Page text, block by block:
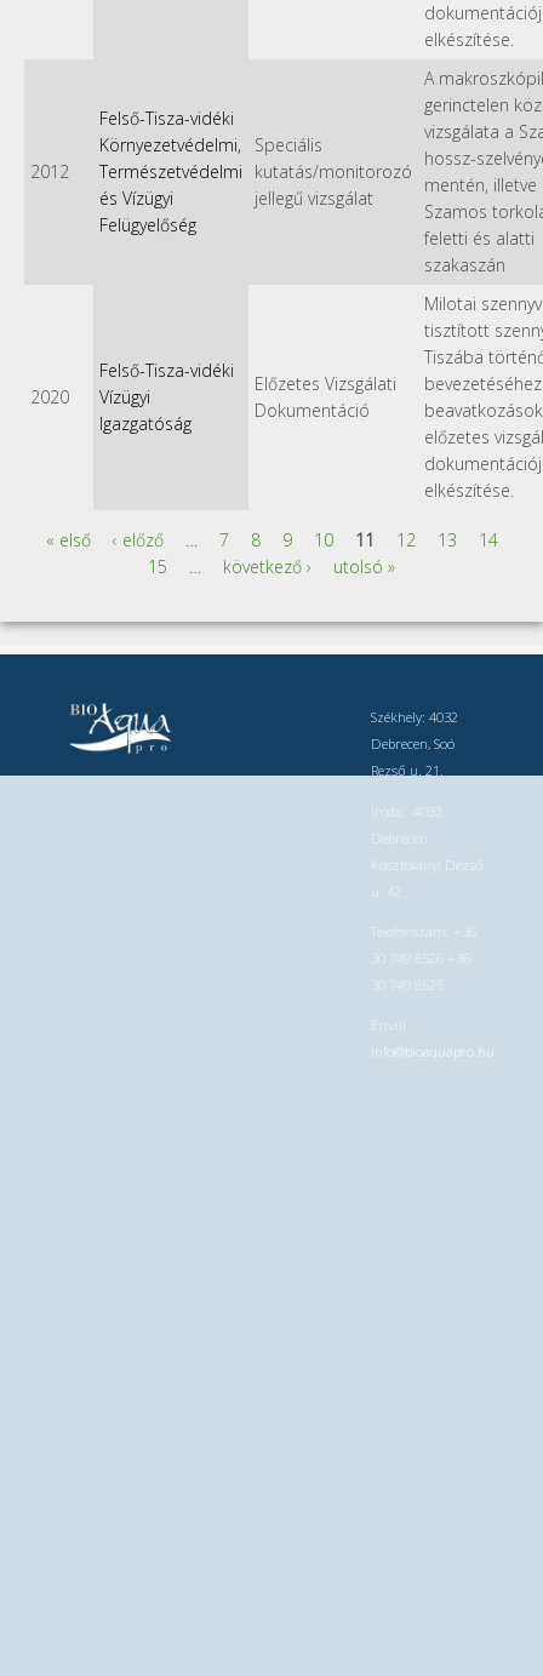
elkészítése.
2012
Felső-Tisza-vidéki
Környezetvédelmi,
Természetvédelmi
és Vízügyi
Felügyelőség
Speciális
kutatás/monitorozó
jellegű vizsgálat
A
gerinctelen
vizsgálata a
hossz-
mentén, illetve
Szamos
feletti és alatti
szakaszán
2020
Felső-Tisza-vidéki
Vízügyi
Igazgatóság
Előzetes Vizsgálati
Dokumentáció
Milotai
tisztított
Tiszába
beavatkozások
előzetes
elkészítése.
Oldalak
« első ‹ előző … 7 8 9 10 11 12 13
14
15
… következő › utolsó »
Székhely: 4032
Debrecen, Soó
Rezső u. 21.
Iroda: 4032
Kosztolányi Dezső
u. 42.
Telefonszám: +36
30 749 8526 +36
30 749 8525
Email:
info@bioaquapro.hu